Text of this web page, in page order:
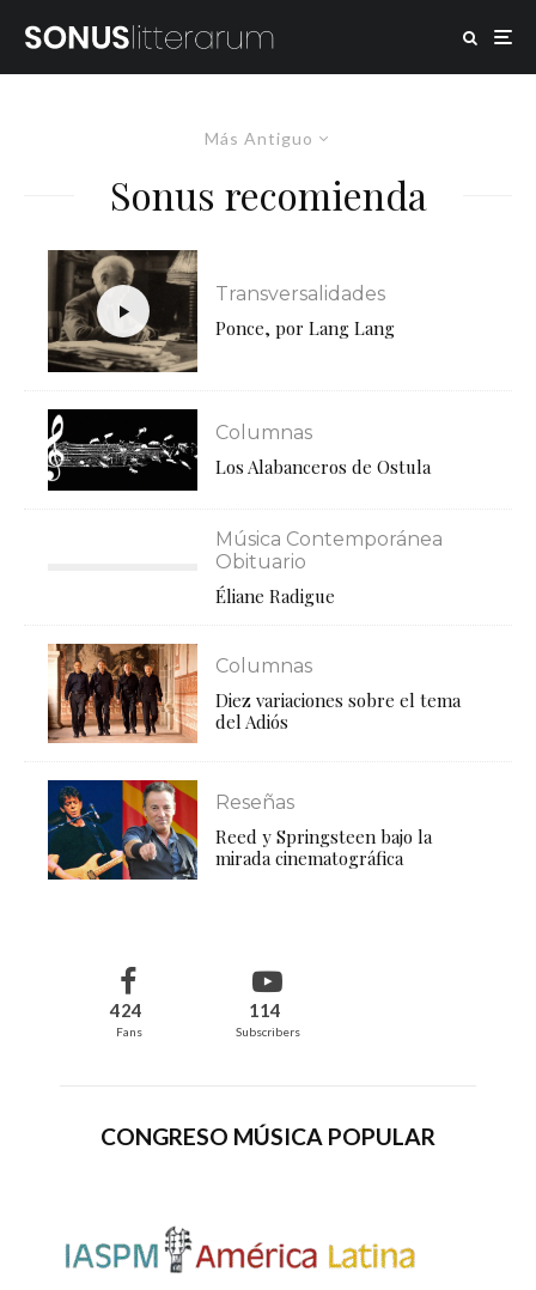
Más Antiguo
Sonus recomienda
Transversalidades
Ponce, por Lang Lang
Columnas
Los Alabanceros de Ostula
Música Contemporánea
Obituario
Éliane Radigue
Columnas
Diez variaciones sobre el tema
del Adiós
Reseñas
Reed y Springsteen bajo la
mirada cinematográfica
424
Fans
114
Subscribers
CONGRESO MÚSICA POPULAR